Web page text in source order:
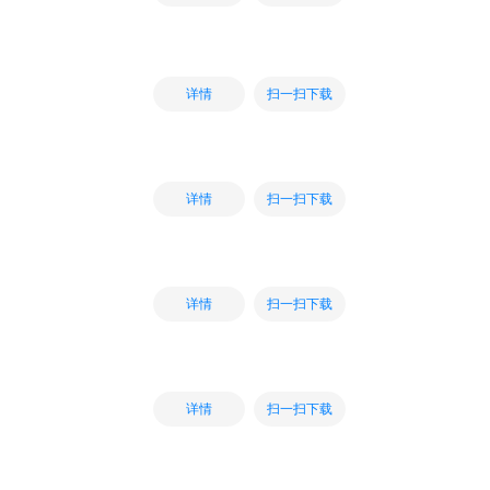
详情 扫一扫下载
详情 扫一扫下载
详情 扫一扫下载
详情 扫一扫下载